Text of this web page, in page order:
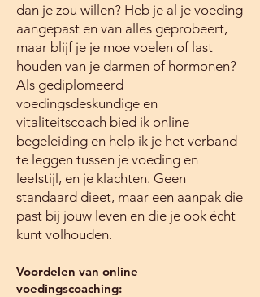
dan je zou willen? Heb je al je voeding
aangepast en van alles geprobeert,
maar blijf je je moe voelen of last
houden van je darmen of hormonen?
Als gediplomeerd
voedingsdeskundige en
vitaliteitscoach bied ik online
begeleiding en help ik je het verband
te leggen tussen je voeding en
leefstijl, en je klachten. Geen
standaard dieet, maar een aanpak die
past bij jouw leven en die je ook écht
kunt volhouden.
Voordelen van online
voedingscoaching: